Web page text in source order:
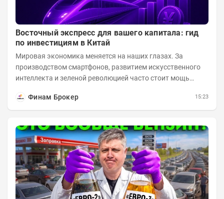
Восточный экспресс для вашего капитала: гид
по инвестициям в Китай
Мировая экономика меняется на наших глазах. За
производством смартфонов, развитием искусственного
интеллекта и зеленой революцией часто стоит мощь
Финам Брокер
15:23